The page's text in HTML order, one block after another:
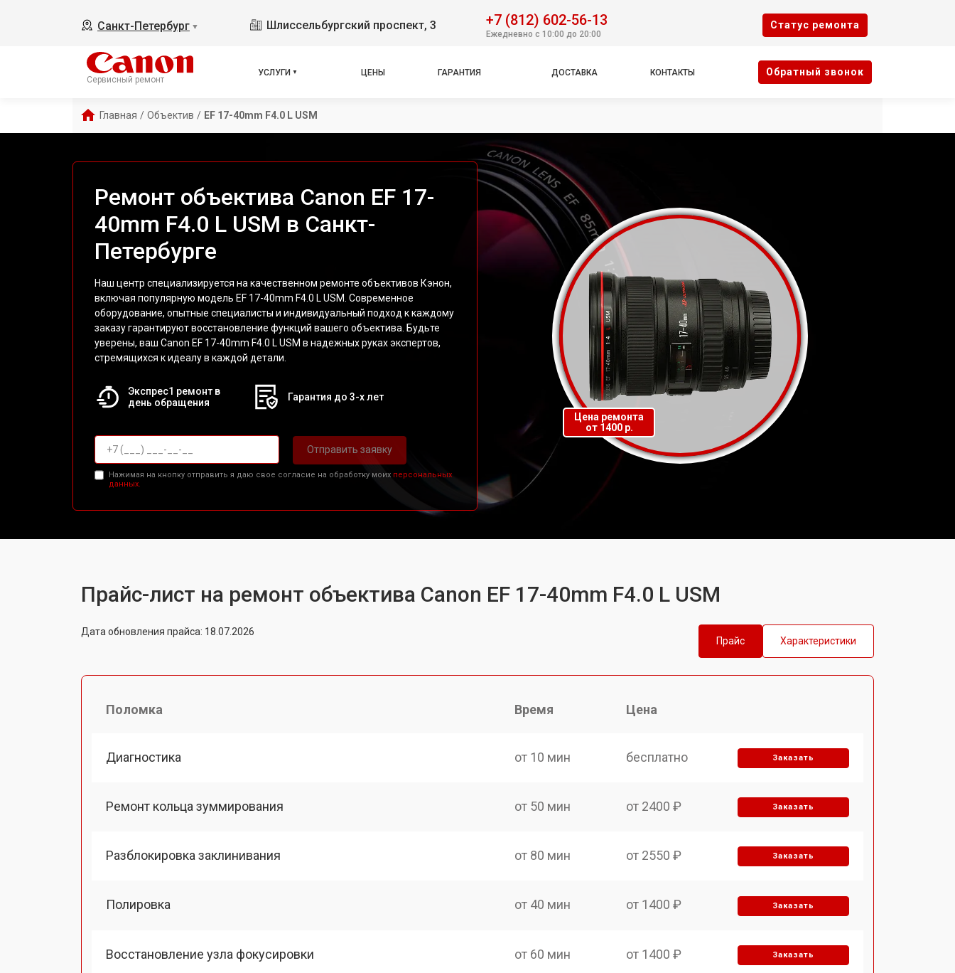
Санкт-Петербург ▼ Шлиссельбургский проспект, 3 +7 (812) 602-56-13
Ежедневно с 10:00 до 20:00
Cтатус ремонта
Сервисный ремонт
УСЛУГИ ЦЕНЫ ГАРАНТИЯ ДОСТАВКА КОНТАКТЫ Oбратный звонок
Главная / Объектив / EF 17-40mm F4.0 L USM
Ремонт объектива Canon EF 17-
40mm F4.0 L USM в Санкт-
Петербурге
Наш центр специализируется на качественном ремонте объективов Кэнон,
включая популярную модель EF 17-40mm F4.0 L USM. Современное
оборудование, опытные специалисты и индивидуальный подход к каждому
заказу гарантируют восстановление функций вашего объектива. Будьте
уверены, ваш Canon EF 17-40mm F4.0 L USM в надежных руках экспертов,
стремящихся к идеалу в каждой детали.
Экспрес1 ремонт в
день обращения
Гарантия до 3-х лет
Отправить заявку
Нажимая на кнопку отправить я даю свое согласие на обработку моих персональных
данных.
Цена ремонта
от 1400 р.
Прайс-лист на ремонт объектива Canon EF 17-40mm F4.0 L USM
Дата обновления прайса: 18.07.2026
Прайс
Характеристики
Поломка Время Цена
Диагностика от 10 мин бесплатно Заказать
Ремонт кольца зуммирования от 50 мин от 2400 ₽ Заказать
Разблокировка заклинивания от 80 мин от 2550 ₽ Заказать
Полировка от 40 мин от 1400 ₽ Заказать
Восстановление узла фокусировки от 60 мин от 1400 ₽ Заказать